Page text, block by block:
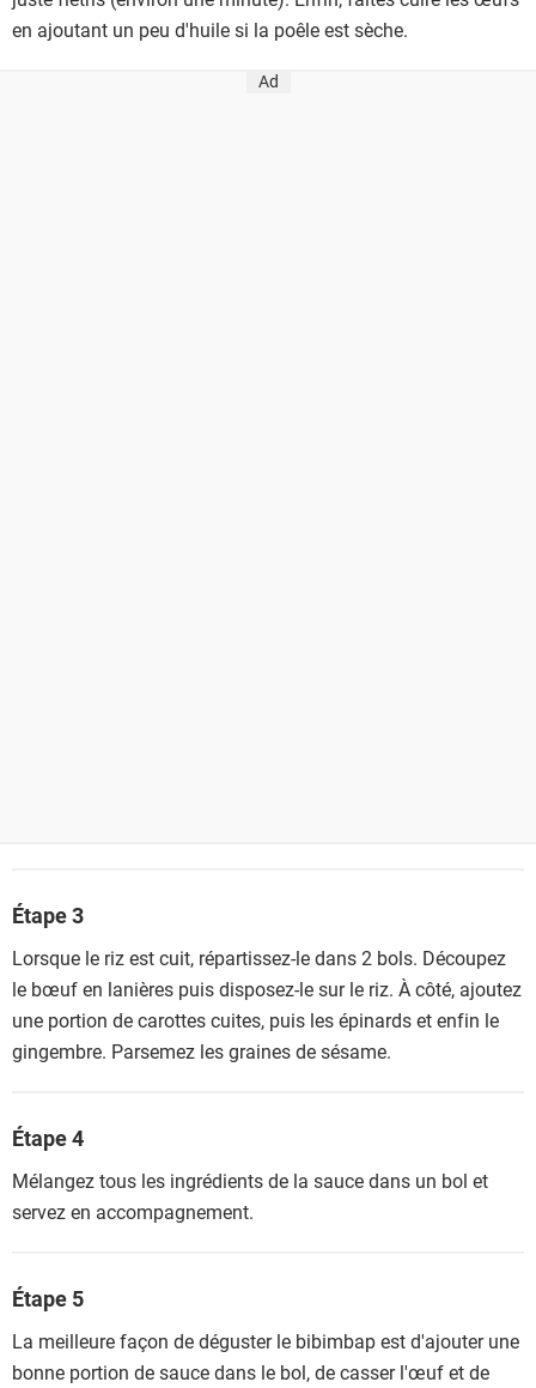
en ajoutant un peu d'huile si la poêle est sèche.
Ad
Étape 3
Lorsque le riz est cuit, répartissez-le dans 2 bols. Découpez
le bœuf en lanières puis disposez-le sur le riz. À côté, ajoutez
une portion de carottes cuites, puis les épinards et enfin le
gingembre. Parsemez les graines de sésame.
Étape 4
Mélangez tous les ingrédients de la sauce dans un bol et
servez en accompagnement.
Étape 5
La meilleure façon de déguster le bibimbap est d'ajouter une
bonne portion de sauce dans le bol, de casser l'œuf et de